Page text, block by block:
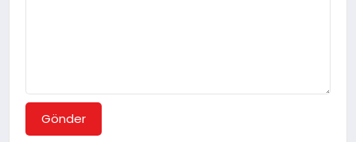
Gönder